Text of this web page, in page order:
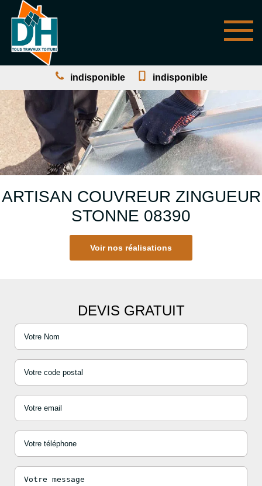
indisponible indisponible
ARTISAN COUVREUR ZINGUEUR
STONNE 08390
Voir nos réalisations
DEVIS GRATUIT